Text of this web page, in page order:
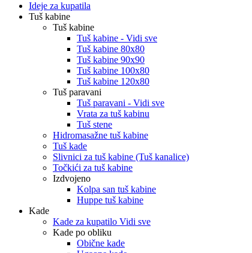
Ideje za kupatila
Tuš kabine
Tuš kabine
Tuš kabine - Vidi sve
Tuš kabine 80x80
Tuš kabine 90x90
Tuš kabine 100x80
Tuš kabine 120x80
Tuš paravani
Tuš paravani - Vidi sve
Vrata za tuš kabinu
Tuš stene
Hidromasažne tuš kabine
Tuš kade
Slivnici za tuš kabine (Tuš kanalice)
Točkići za tuš kabine
Izdvojeno
Kolpa san tuš kabine
Huppe tuš kabine
Kade
Kade za kupatilo Vidi sve
Kade po obliku
Obične kade